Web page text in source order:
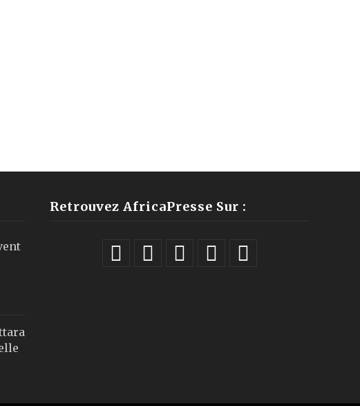
Retrouvez AfricaPresse Sur :